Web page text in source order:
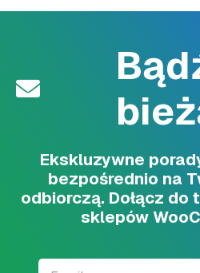
Ekskluzywne
bezpośrednio na
odbiorczą. Dołącz do
sklepów